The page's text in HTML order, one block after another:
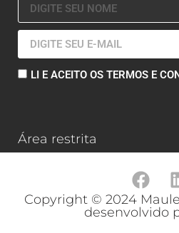
LI E ACEITO OS TERMOS E
Área restrita
Copyright © 2024
desenvolvido